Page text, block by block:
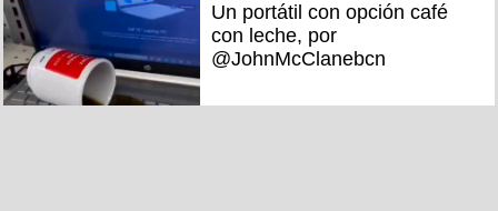
Un portátil con opción café
con leche, por
@JohnMcClanebcn